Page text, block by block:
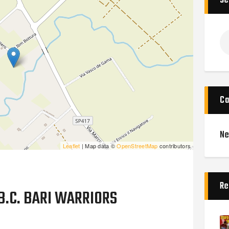
Leaflet | Map data ©OpenStreetMap contributors
BARI WARRIORS